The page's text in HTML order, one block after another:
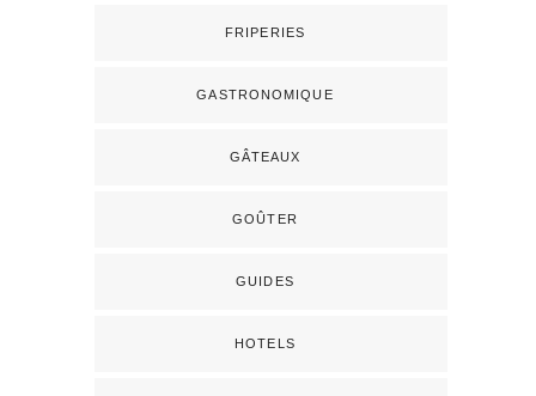
FRIPERIES
GASTRONOMIQUE
GÂTEAUX
GOÛTER
GUIDES
HOTELS